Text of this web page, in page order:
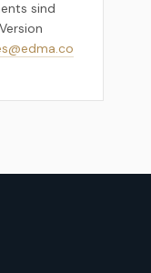
sind